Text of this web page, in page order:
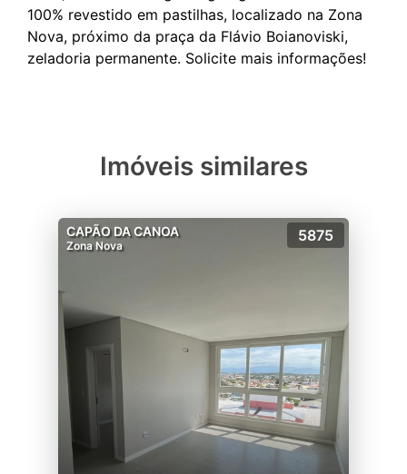
100% revestido em pastilhas, localizado na Zona
Nova, próximo da praça da Flávio Boianoviski,
Imóveis similares
CAPÃO DA CANOA
Zona Nova
5875